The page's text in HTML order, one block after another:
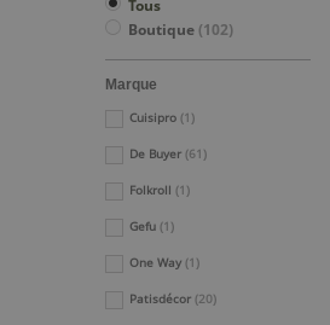
Tous
Boutique (102)
Marque
Cuisipro (1)
De Buyer (61)
Folkroll (1)
Gefu (1)
One Way (1)
Patisdécor (20)